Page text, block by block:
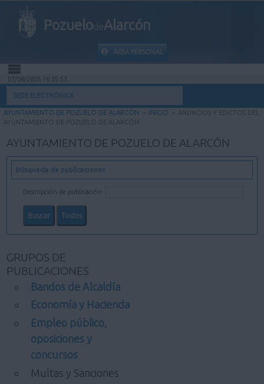
PozuelodeAlarcón
ÁREA PERSONAL
INICIO
INFORMACIÓN PÚBLICA
MI CARPETA
INFORMACIÓN MUNICIPAL
07/08/2026 16:35:54
SEDE ELECTRÓNICA
AYUNTAMIENTO DE POZUELO DE ALARCÓN > INICIO > ANUNCIOS Y EDICTOS DEL
AYUNTAMIENTO DE POZUELO DE ALARCÓN
AYUNTAMIENTO DE POZUELO DE ALARCÓN
Búsqueda de publicaciones
Descripción de publicación
GRUPOS DE
PUBLICACIONES
Bandos de Alcaldía
Economía y Hacienda
Empleo público,
oposiciones y
concursos
Multas y Sanciones